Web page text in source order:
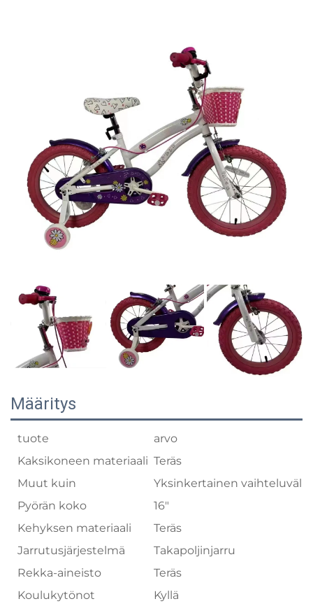
Määritys
tuote
arvo
Kaksikoneen materiaali Teräs
Muut kuin
Yksinkertainen vaihteluväli
Pyörän koko
16"
Kehyksen materiaali
Teräs
Jarrutusjärjestelmä
Takapoljinjarru
Rekka-aineisto
Teräs
Koulukytönot
Kyllä